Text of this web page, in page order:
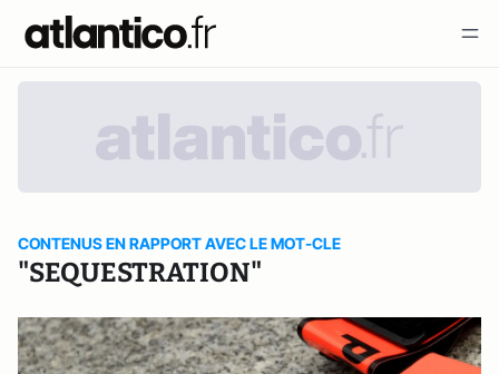
CONTENUS EN RAPPORT AVEC LE MOT-CLE
"SEQUESTRATION"